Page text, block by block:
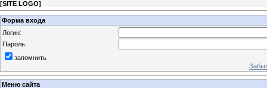
[SITE LOGO]
Форма входа
Логин:
Пароль:
запомнить
Меню сайта